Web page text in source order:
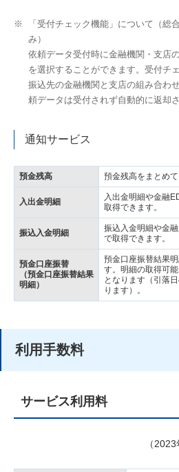
※
「受付チェック機能」について（総
み）
依頼データ受付時に金融機関・支店
を選択することができます。受付チ
振込先の金融機関と支店の組み合わ
頼データは受付されず自動的に返却さ
通知サービス
預金残高 預金残高をまとめ
入出金明細
入出金明細や金融
取得できます。
振込入金明細
振込入金明細や金
で取得できます。
預金口座振替
（預金口座振替結果
明細）
預金口座振替結果
す。明細の取得可
となります（引落
ります）。
利用手数料
サービス利用料
（